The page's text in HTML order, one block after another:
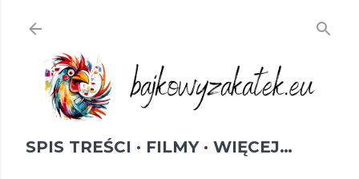
SPIS TREŚCI FILMY WIĘCEJ…